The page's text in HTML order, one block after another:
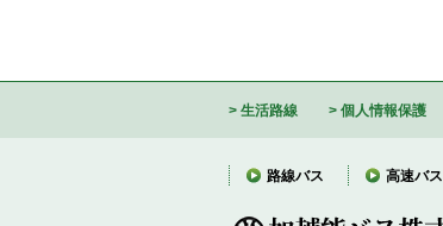
生活路線 個人情報保護
路線バス 高速バス